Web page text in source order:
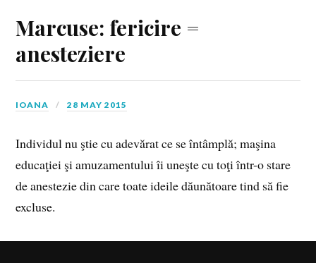
Marcuse: fericire =
anesteziere
IOANA 28 MAY 2015
Individul nu ştie cu adevărat ce se întâmplă; maşina
educaţiei şi amuzamentului îi uneşte cu toţi într-o stare
de anestezie din care toate ideile dăunătoare tind să fie
excluse.